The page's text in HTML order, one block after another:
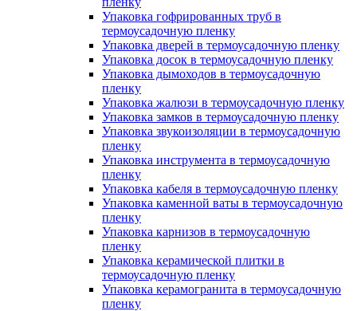
Упаковка гофрированных труб в
термоусадочную пленку
Упаковка дверей в термоусадочную пленку
Упаковка досок в термоусадочную пленку
Упаковка дымоходов в термоусадочную
пленку
Упаковка жалюзи в термоусадочную пленку
Упаковка замков в термоусадочную пленку
Упаковка звукоизоляции в термоусадочную
пленку
Упаковка инструмента в термоусадочную
пленку
Упаковка кабеля в термоусадочную пленку
Упаковка каменной ваты в термоусадочную
пленку
Упаковка карнизов в термоусадочную
пленку
Упаковка керамической плитки в
термоусадочную пленку
Упаковка керамогранита в термоусадочную
пленку